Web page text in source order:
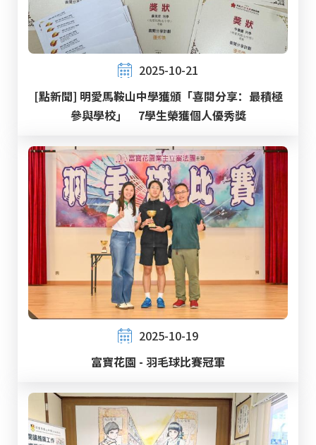
2025-10-21
[點新聞] 明愛馬鞍山中學獲頒「喜閱分享：最積極
參與學校」 7學生榮獲個人優秀獎
2025-10-19
富寶花園 - 羽毛球比賽冠軍